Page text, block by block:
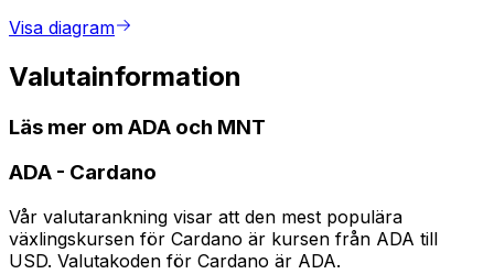
Visa diagram
Valutainformation
Läs mer om ADA och MNT
ADA - Cardano
Vår valutarankning visar att den mest populära
växlingskursen för Cardano är kursen från ADA till
USD. Valutakoden för Cardano är ADA.